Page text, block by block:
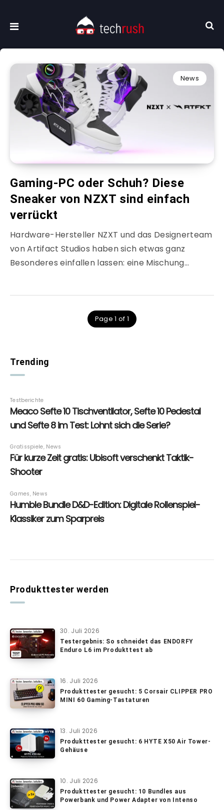
News
Gaming-PC oder Schuh? Diese
Sneaker von NZXT sind einfach
verrückt
Hardware-Hersteller NZXT und das Designerteam
von Artifact Studios haben sich etwas ganz
Besonderes einfallen lassen: eine Mischung…
Page 1 of 1
Trending
Produkttester werden
30. Juli 2026
Testergebnis: So schneidet das ENDORFY
Enduro L6 im Produkttest ab
16. Juli 2026
Produkttester gesucht: 5 Corsair CLIPPER PRO
MINI 60 Gaming-Tastaturen
13. Juli 2026
Produkttester gesucht: 6 HYTE X50 Air Tower-
Gehäuse
10. Juli 2026
Produkttester gesucht: 10 Bundles aus
Powerbank und Power Adapter von Intenso